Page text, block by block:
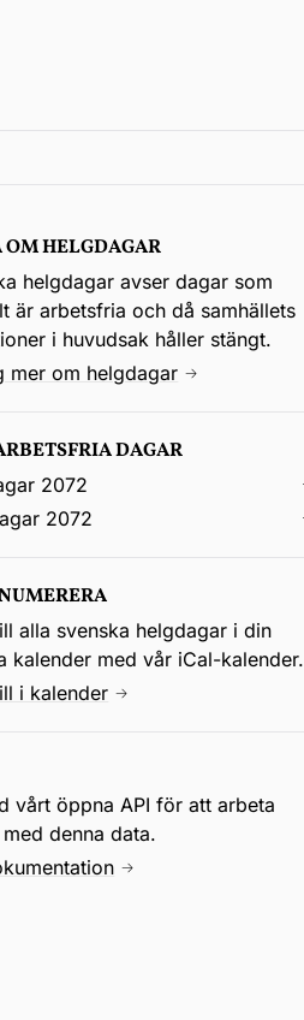
OM HELGDAGAR
helgdagar avser dagar som
är arbetsfria och då samhällets
i huvudsak håller stängt.
mer om helgdagar
DAGAR
2072
2072
alla svenska helgdagar i din
kalender med vår iCal-kalender.
i kalender
vårt öppna API för att arbeta
denna data.